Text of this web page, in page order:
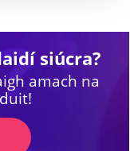
siúcra?
amach na